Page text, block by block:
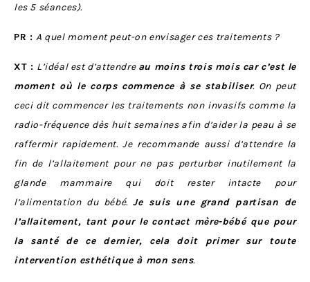
les 5 séances).
PR : A quel moment peut-on envisager ces traitements ?
XT : L’idéal est d’attendre au moins trois mois car c’est le
moment où le corps commence à se stabiliser. On peut
ceci dit commencer les traitements non invasifs comme la
radio-fréquence dès huit semaines afin d’aider la peau à se
raffermir rapidement. Je recommande aussi d’attendre la
fin de l’allaitement pour ne pas perturber inutilement la
glande mammaire qui doit rester intacte pour
l’alimentation du bébé.Je suis une grand partisan de
l’allaitement, tant pour le contact mère-bébé que pour
la santé de ce dernier, cela doit primer sur toute
intervention esthétique à mon sens.